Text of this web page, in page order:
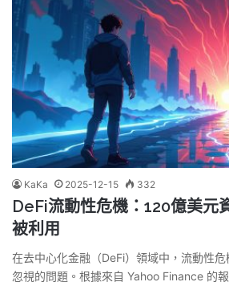
KaKa 2025-12-15 332
DeFi流動性危機：120億美元
被利用
在去中心化金融（DeFi）領域中，流動性
忽視的問題。根據來自 Yahoo Finance 的